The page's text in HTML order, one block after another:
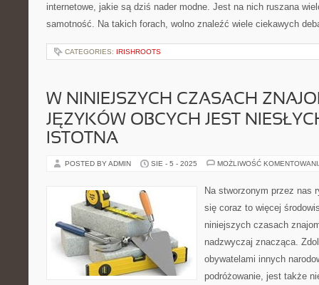
internetowe, jakie są dziś nader modne. Jest na nich ruszana
samotność. Na takich forach, wolno znaleźć wiele ciekawych
CATEGORIES: IRISHROOTS
W NINIEJSZYCH CZASACH
JĘZYKÓW OBCYCH JEST
ISTOTNA
POSTED BY ADMIN SIE - 5 - 2025 MOŻLIWOŚĆ
Na stworzonym przez nas
się coraz to więcej
niniejszych czasach
nadzwyczaj znacząca.
obywatelami innych
podróżowanie, jest także